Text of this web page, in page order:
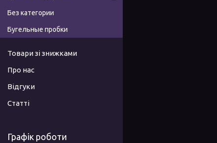
Без категории
Бугельные пробки
Товари зі знижками
Про нас
Відгуки
Статті
Графік роботи